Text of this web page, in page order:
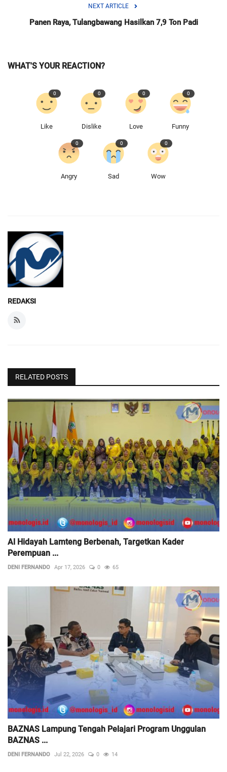
NEXT ARTICLE
Panen Raya, Tulangbawang Hasilkan 7,9 Ton Padi
WHAT'S YOUR REACTION?
Like
0
Dislike
0
Love
0
Funny
0
Angry
0
Sad
0
Wow
0
REDAKSI
RELATED POSTS
Al Hidayah Lamteng Berbenah, Targetkan Kader
Perempuan ...
DENI FERNANDO Apr 17, 2026 0 65
BAZNAS Lampung Tengah Pelajari Program Unggulan
BAZNAS ...
DENI FERNANDO Jul 22, 2026 0 14